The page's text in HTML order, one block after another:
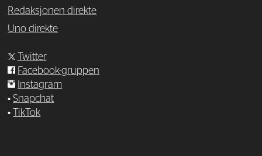
Redaksjonen direkte
Uno direkte
Twitter
Facebook-gruppen
Instagram
•Snapchat
•
TikTok